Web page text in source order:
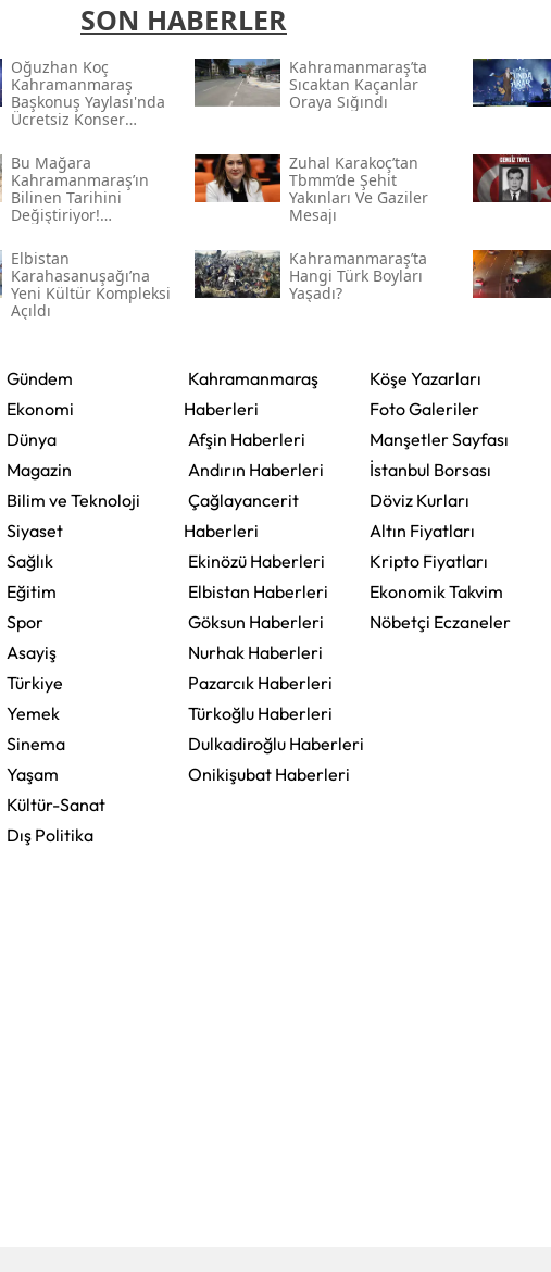
SON HABERLER
Oğuzhan Koç
Kahramanmaraş
Başkonuş Yaylası'nda
Ücretsiz Konser
Kahramanmaraş’ta
Sıcaktan Kaçanlar
Oraya Sığındı
Bu Mağara
Kahramanmaraş’ın
Bilinen Tarihini
Değiştiriyor!
Eski Yerleşim İzleri
Zuhal Karakoç’tan
Tbmm’de Şehit
Yakınları Ve Gaziler
Mesajı
Elbistan
Karahasanuşağı’na
Yeni Kültür Kompleksi
Açıldı
Kahramanmaraş’ta
Hangi Türk Boyları
Yaşadı?
Gündem
Ekonomi
Dünya
Magazin
Bilim ve Teknoloji
Siyaset
Sağlık
Eğitim
Spor
Asayiş
Türkiye
Yemek
Sinema
Yaşam
Kültür-Sanat
Dış Politika
Kahramanmaraş
Haberleri
Afşin Haberleri
Andırın Haberleri
Çağlayancerit
Haberleri
Ekinözü Haberleri
Elbistan Haberleri
Göksun Haberleri
Nurhak Haberleri
Pazarcık Haberleri
Türkoğlu Haberleri
Dulkadiroğlu Haberleri
Onikişubat Haberleri
Köşe Yazarları
Foto Galeriler
Manşetler Sayfası
İstanbul Borsası
Döviz Kurları
Altın Fiyatları
Kripto Fiyatları
Ekonomik Takvim
Nöbetçi Eczaneler